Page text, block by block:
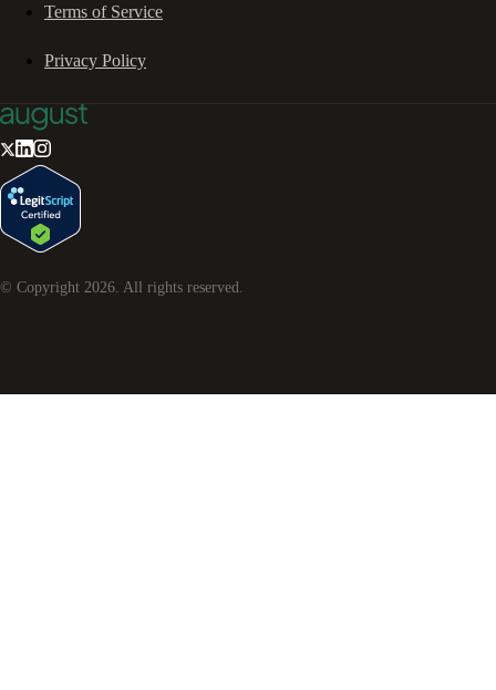
Terms of Service
Privacy Policy
© Copyright 2026. All rights reserved.